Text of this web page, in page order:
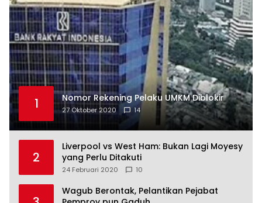
1 Nomor Rekening Pelaku UMKM Diblokir
27 Oktober 2020 14
2
Liverpool vs West Ham: Bukan Lagi Moyesy
yang Perlu Ditakuti
24 Februari 2020 10
Wagub Berontak, Pelantikan Pejabat